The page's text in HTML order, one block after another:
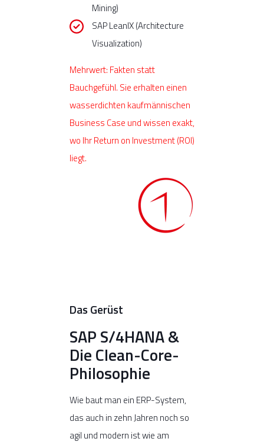
Mining)
SAP LeanIX (Architecture
Visualization)
Mehrwert: Fakten statt
Bauchgefühl. Sie erhalten einen
wasserdichten kaufmännischen
Business Case und wissen exakt,
wo Ihr Return on Investment (ROI)
liegt.
Das Gerüst
SAP S/4HANA &
Die Clean-Core-
Philosophie
Wie baut man ein ERP-System,
das auch in zehn Jahren noch so
agil und modern ist wie am